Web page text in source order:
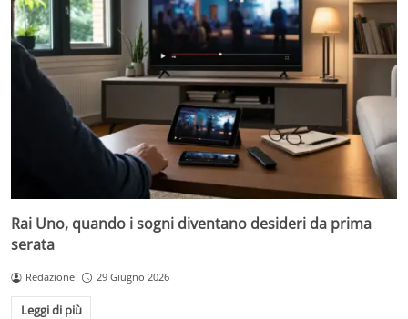
Rai Uno, quando i sogni diventano desideri da prima
serata
Redazione 29 Giugno 2026
Leggi di più